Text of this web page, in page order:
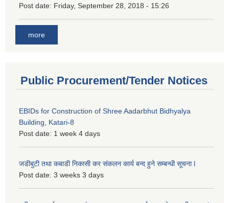
Post date: Friday, September 28, 2018 - 15:26
more
Public Procurement/Tender Notices
EBIDs for Construction of Shree Aadarbhut Bidhyalya
Building, Katari-8
Post date: 1 week 4 days
जडीबुटी तथा कबाडी निकासी कर संकलन कार्य बन्द हुने सम्बन्धी सूचना l
Post date: 3 weeks 3 days